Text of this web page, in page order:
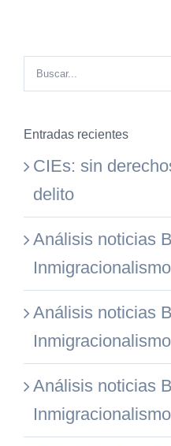
Buscar:
Entradas recientes
CIEs: sin
delito
Análisis noticias
Análisis noticias
Análisis noticias